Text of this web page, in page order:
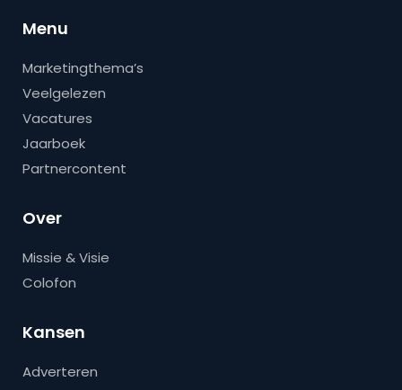
Menu
Marketingthema’s
Veelgelezen
Vacatures
Jaarboek
Partnercontent
Over
Missie & Visie
Colofon
Kansen
Adverteren